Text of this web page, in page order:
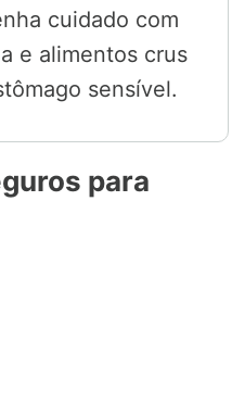
cuidado com
e alimentos crus
sensível.
para